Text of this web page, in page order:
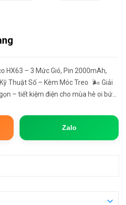
HX63 – 3 Mức Gió, Pin 2000mAh,
Kỹ Thuật Số – Kèm Móc Treo 🌬️ Giải
– tiết kiệm điện cho mùa hè oi bức!
Zalo